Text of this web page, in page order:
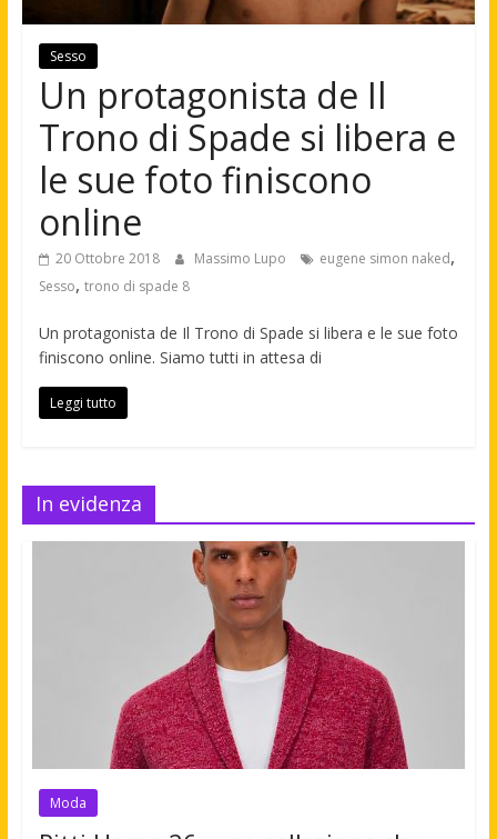
Sesso
Un protagonista de Il
Trono di Spade si libera e
le sue foto finiscono
online
20 Ottobre 2018 Massimo Lupo eugene simon naked,
Sesso, trono di spade 8
Un protagonista de Il Trono di Spade si libera e le sue foto
finiscono online. Siamo tutti in attesa di
Leggi tutto
In evidenza
Moda